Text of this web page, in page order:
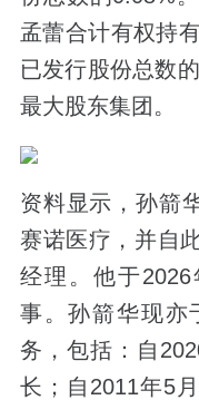
孟蕾合计有权持
已发行股份总数
最大股东集团。
资料显示，孙箭
赛诺医疗，并自
经理。他于
事。孙箭华现亦
务，包括：自
长；自2011年5